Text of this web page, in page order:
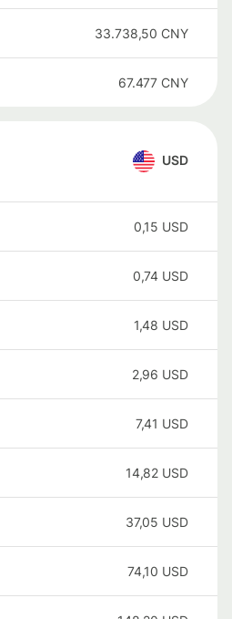
33.738,50 CNY
67.477 CNY
USD
0,15 USD
0,74 USD
1,48 USD
2,96 USD
7,41 USD
14,82 USD
37,05 USD
74,10 USD